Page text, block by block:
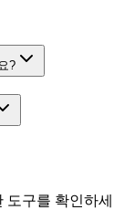
?
구를 확인하세